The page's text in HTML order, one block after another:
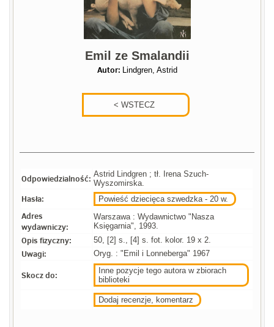
Emil ze Smalandii
Autor: Lindgren, Astrid
Odpowiedzialność: Astrid Lindgren ; tł. Irena Szuch-
Wyszomirska.
Hasła: Powieść dziecięca szwedzka - 20 w.
Adres
wydawniczy:
Warszawa : Wydawnictwo "Nasza
Księgarnia", 1993.
Opis fizyczny: 50, [2] s., [4] s. fot. kolor. 19 x 2.
Uwagi: Oryg. : "Emil i Lonneberga" 1967
Skocz do:
Inne pozycje tego autora w zbiorach
biblioteki
Dodaj recenzje, komentarz